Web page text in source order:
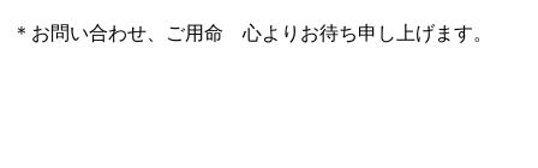
＊お問い合わせ、ご用命 心よりお待ち申し上げます。